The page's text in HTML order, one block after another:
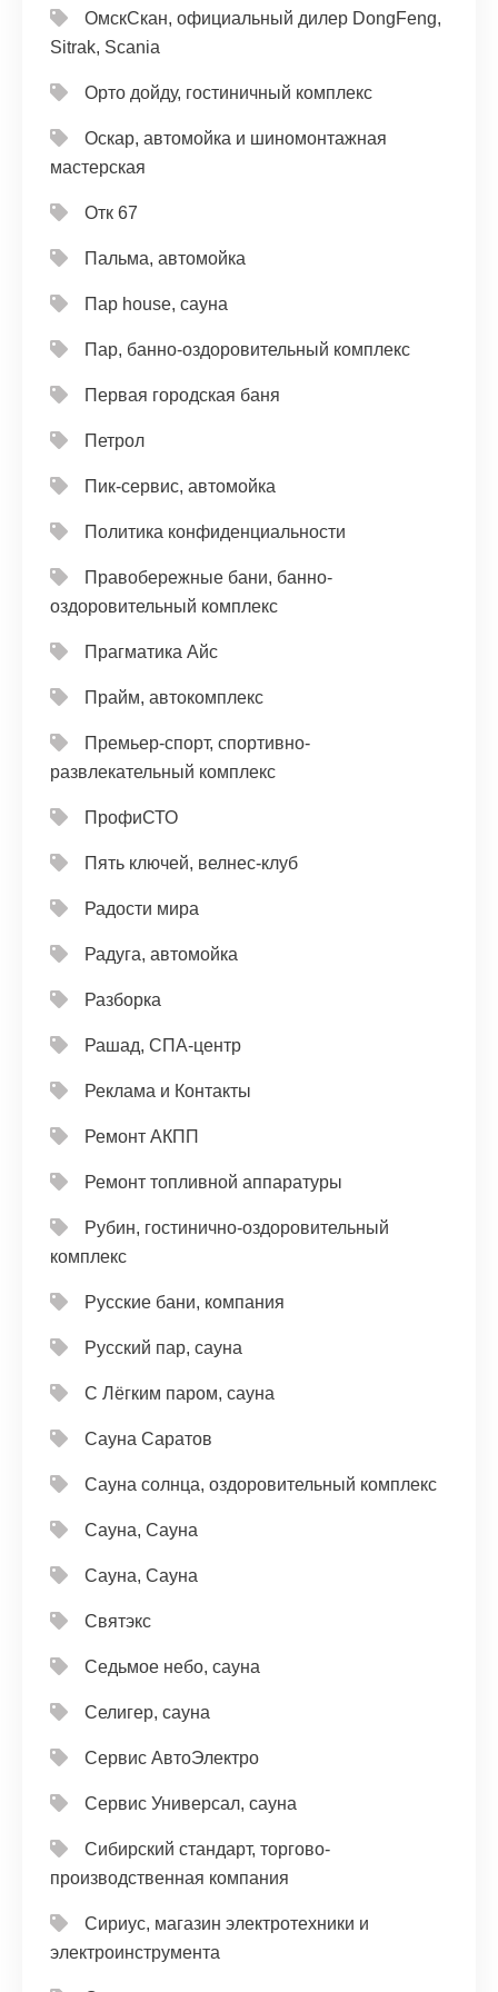
ОмскСкан, официальный дилер DongFeng,
Sitrak, Scania
Орто дойду, гостиничный комплекс
Оскар, автомойка и шиномонтажная
мастерская
Отк 67
Пальма, автомойка
Пар house, сауна
Пар, банно-оздоровительный комплекс
Первая городская баня
Петрол
Пик-сервис, автомойка
Политика конфиденциальности
Правобережные бани, банно-
оздоровительный комплекс
Прагматика Айс
Прайм, автокомплекс
Премьер-спорт, спортивно-
развлекательный комплекс
ПрофиСТО
Пять ключей, велнес-клуб
Радости мира
Радуга, автомойка
Разборка
Рашад, СПА-центр
Реклама и Контакты
Ремонт АКПП
Ремонт топливной аппаратуры
Рубин, гостинично-оздоровительный
комплекс
Русские бани, компания
Русский пар, сауна
С Лёгким паром, сауна
Сауна Саратов
Сауна солнца, оздоровительный комплекс
Сауна, Сауна
Сауна, Сауна
Святэкс
Седьмое небо, сауна
Селигер, сауна
Сервис АвтоЭлектро
Сервис Универсал, сауна
Сибирский стандарт, торгово-
производственная компания
Сириус, магазин электротехники и
электроинструмента